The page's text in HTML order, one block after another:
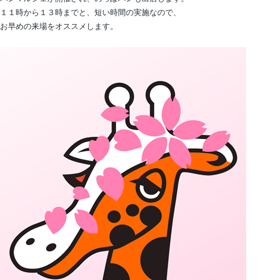
１１時から１３時までと、短い時間の実施なので、
お早めの来場をオススメします。